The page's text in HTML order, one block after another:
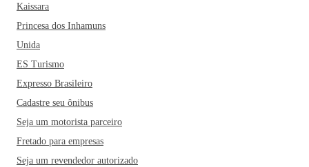
Kaissara
Princesa dos Inhamuns
Unida
ES Turismo
Expresso Brasileiro
Cadastre seu ônibus
Seja um motorista parceiro
Fretado para empresas
Seja um revendedor autorizado